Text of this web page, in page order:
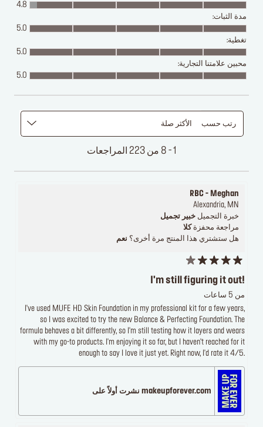
4.8
مدة الثبات:
5.0
تغطية:
5.0
محبين علامتنا التجارية:
5.0
1 - 8 من 223 المراجعات
رتب حسب الأكثر صلة
RBC - Meghan
Alexandria, MN
خبرة التجميل خبير تجميل
مراجعة محفزة كلا
هل ستشتري هذا المنتج مرة أخرى؟ نعم
I'm still figuring it out!
من 5 ساعات
I've used MUFE HD Skin Foundation in my professional kit for a few years,
so I was excited to try the new Balance & Perfecting Foundation. The
formula behaves a bit differently, so I'm still testing how it layers and wears
with my go-to products. I'm enjoying it so far, but I haven't reached for it
enough to say I love it just yet. Right now, I'd rate it 4/5.
makeupforever.com نشرت أولاً على